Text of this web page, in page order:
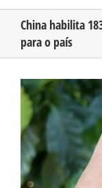
CONHEÇA O AMAZONAS
PUBLICIDADE
CONTATO
China habilita
para o país
View
Larger
Image